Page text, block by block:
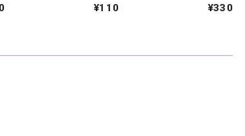
¥110
¥330